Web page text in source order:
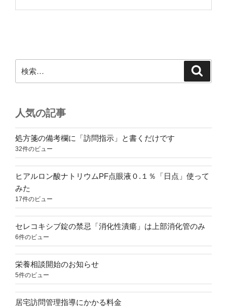
索:
人気の記事
処方箋の備考欄に「訪問指示」と書くだけです
32件のビュー
ヒアルロン酸ナトリウムPF点眼液０.１％「日点」使って
みた
17件のビュー
セレコキシブ錠の禁忌「消化性潰瘍」は上部消化管のみ
6件のビュー
栄養相談開始のお知らせ
5件のビュー
居宅訪問管理指導にかかる料金